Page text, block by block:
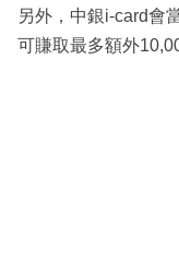
另外，中銀i-card會
可賺取最多額外